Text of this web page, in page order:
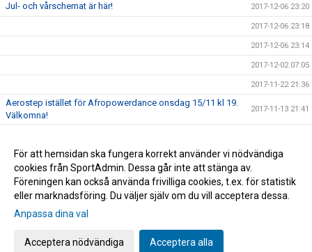
Jul- och vårschemat är här! 2017-12-06 23:20
2017-12-06 23:18
2017-12-06 23:14
2017-12-02 07:05
2017-11-22 21:36
Aerostep istället för Afropowerdance onsdag 15/11 kl 19.
Välkomna!
2017-11-13 21:41
2017-11-06 13:07
Prova på Pilates gratis i 6 söndagar vecka 45-50 2017-11-06 13:02
Gå till Webbversion
För att hemsidan ska fungera korrekt använder vi nödvändiga
cookies från SportAdmin. Dessa går inte att stänga av.
Föreningen kan också använda frivilliga cookies, t.ex. för statistik
eller marknadsföring. Du väljer själv om du vill acceptera dessa.
Anpassa dina val
Acceptera nödvändiga Acceptera alla